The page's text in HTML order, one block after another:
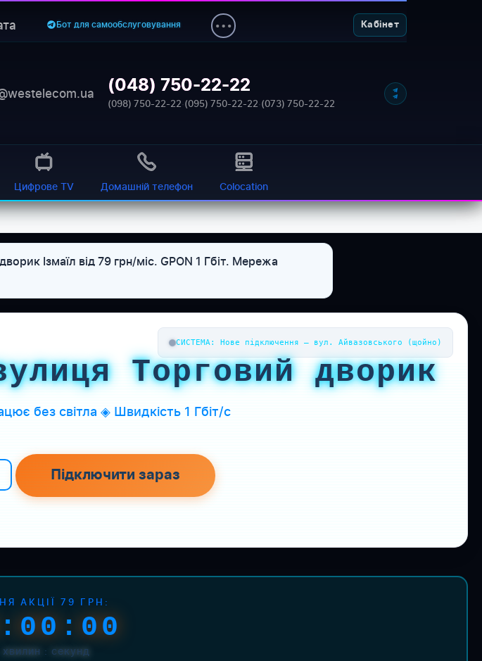
Бот для самообслуговування Кабінет
(048) 750-22-22
(098) 750-22-22·(095) 750-22-22·(073) 750-22-22
Цифрове TV Домашній телефон Colocation
Ізмаїл від 79 грн/міс. GPON 1 Гбіт. Мережа
СИСТЕМА: Нове підключення — вул. Айвазовського (щойно)
Торговий дворик
без світла ◈ Швидкість 1 Гбіт/с
Підключити зараз
АКЦІЇ 79 ГРН:
хвилин : секунд